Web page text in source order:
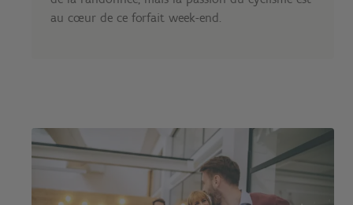
au cœur de ce forfait week-end.